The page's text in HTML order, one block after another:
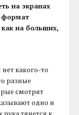
на экранах
формат
на больших,
какого-то
разные
смотрят
одно и